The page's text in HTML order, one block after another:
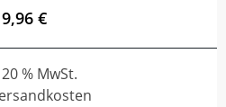
9,96 €
% MwSt.